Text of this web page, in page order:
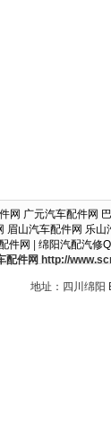
网 广元汽车配件网
眉山汽车配件网 乐山
件网
绵阳汽配汽修
配件网 http://
地址：四川绵